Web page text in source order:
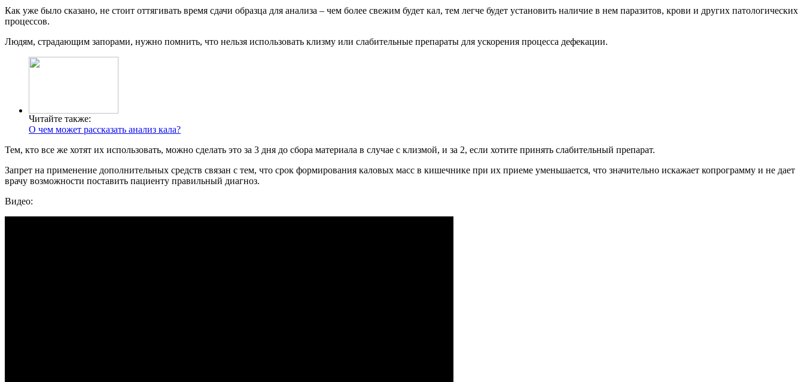
Как уже было сказано, не стоит оттягивать время сдачи образца для анализа – чем более свежим будет кал, тем легче будет установить наличие в нем паразитов, крови и других патологических
процессов.
Людям, страдающим запорами, нужно помнить, что нельзя использовать клизму или слабительные препараты для ускорения процесса дефекации.
Читайте также:
О чем может рассказать анализ кала?
Тем, кто все же хотят их использовать, можно сделать это за 3 дня до сбора материала в случае с клизмой, и за 2, если хотите принять слабительный препарат.
Запрет на применение дополнительных средств связан с тем, что срок формирования каловых масс в кишечнике при их приеме уменьшается, что значительно искажает копрограмму и не дает
врачу возможности поставить пациенту правильный диагноз.
Видео: